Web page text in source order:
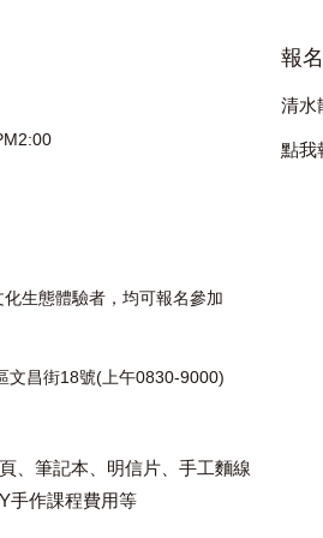
生態體驗者，均可報名參加
文昌街18號(上午0830-9000)
、筆記本、明信片、手工麵線
手作課程費用等
報
清水
點我